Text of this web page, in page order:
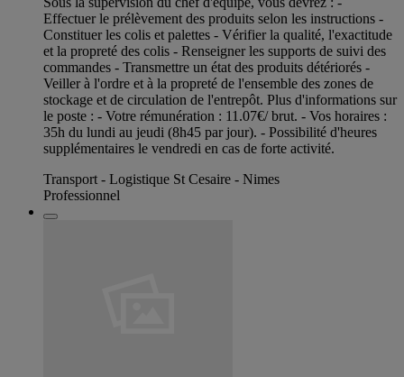
Effectuer le prélèvement des produits selon les instructions -
Constituer les colis et palettes - Vérifier la qualité, l'exactitude
et la propreté des colis - Renseigner les supports de suivi des
commandes - Transmettre un état des produits détériorés -
Veiller à l'ordre et à la propreté de l'ensemble des zones de
stockage et de circulation de l'entrepôt. Plus d'informations sur
le poste : - Votre rémunération : 11.07€/ brut. - Vos horaires :
35h du lundi au jeudi (8h45 par jour). - Possibilité d'heures
supplémentaires le vendredi en cas de forte activité.
Transport - Logistique St Cesaire - Nimes
Professionnel